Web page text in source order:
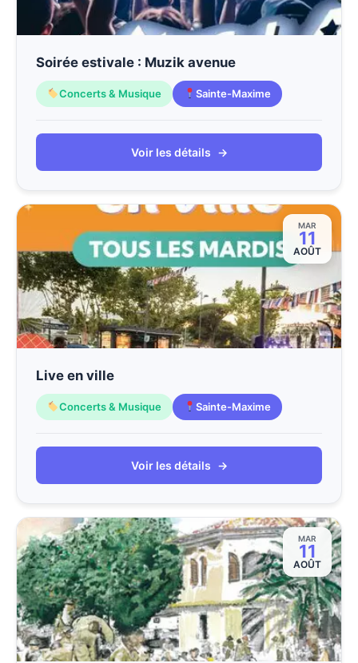
Soirée estivale : Muzik avenue
Concerts & Musique Sainte-Maxime
Voir les détails →
MAR
11
AOÛT
Live en ville
Concerts & Musique Sainte-Maxime
Voir les détails →
MAR
11
AOÛT